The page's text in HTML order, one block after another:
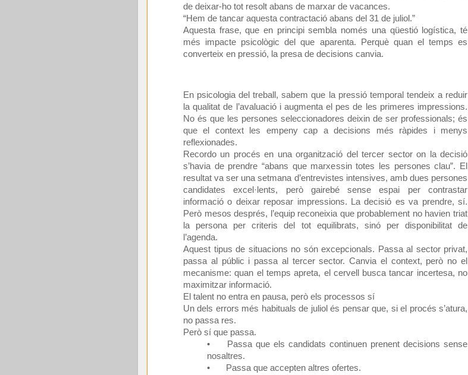
de deixar-ho tot resolt abans de marxar de vacances.
“Hem de tancar aquesta contractació abans del 31 de juliol.”
Aquesta frase, que en principi sembla només una qüestió logística, té
més impacte psicològic del que aparenta. Perquè quan el temps es
converteix en pressió, la presa de decisions canvia.
En psicologia del treball, sabem que la pressió temporal tendeix a reduir
la qualitat de l’avaluació i augmenta el pes de les primeres impressions.
No és que les persones seleccionadores deixin de ser professionals; és
que el context les empeny cap a decisions més ràpides i menys
reflexionades.
Recordo un procés en una organització del tercer sector on la decisió
s’havia de prendre “abans que marxessin totes les persones clau”. El
resultat va ser una setmana d’entrevistes intensives, amb dues persones
candidates excel·lents, però gairebé sense espai per contrastar
informació o deixar reposar impressions. La decisió es va prendre, sí.
Però mesos després, l’equip reconeixia que probablement no havien triat
la persona per criteris del tot equilibrats, sinó per disponibilitat de
l’agenda.
Aquest tipus de situacions no són excepcionals. Passa al sector privat,
passa al públic i passa al tercer sector. Canvia el context, però no el
mecanisme: quan el temps apreta, el cervell busca tancar incertesa, no
maximitzar informació.
El talent no entra en pausa, però els processos sí
Un dels errors més habituals de juliol és pensar que, si el procés s’atura,
no passa res.
Però sí que passa.
•
Passa que els candidats continuen prenent decisions sense
nosaltres.
•
Passa que accepten altres ofertes.